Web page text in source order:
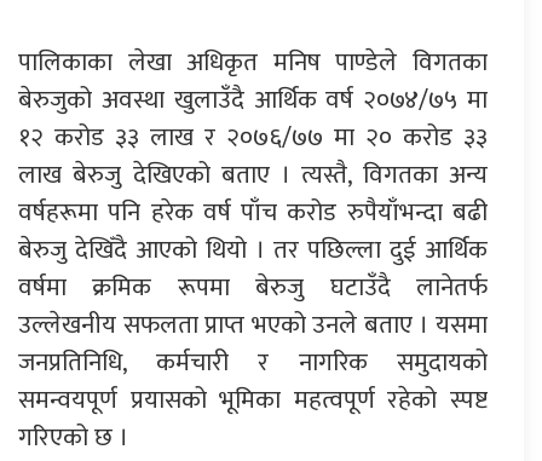
पालिकाका लेखा अधिकृत मनिष पाण्डेले विगतका
बेरुजुको अवस्था खुलाउँदै आर्थिक वर्ष २०७४/७५ मा
१२ करोड ३३ लाख र २०७६/७७ मा २० करोड ३३
लाख बेरुजु देखिएको बताए । त्यस्तै, विगतका अन्य
वर्षहरूमा पनि हरेक वर्ष पाँच करोड रुपैयाँभन्दा बढी
बेरुजु देखिँदै आएको थियो । तर पछिल्ला दुई आर्थिक
वर्षमा क्रमिक रूपमा बेरुजु घटाउँदै लानेतर्फ
उल्लेखनीय सफलता प्राप्त भएको उनले बताए । यसमा
जनप्रतिनिधि, कर्मचारी र नागरिक समुदायको
समन्वयपूर्ण प्रयासको भूमिका महत्वपूर्ण रहेको स्पष्ट
गरिएको छ ।